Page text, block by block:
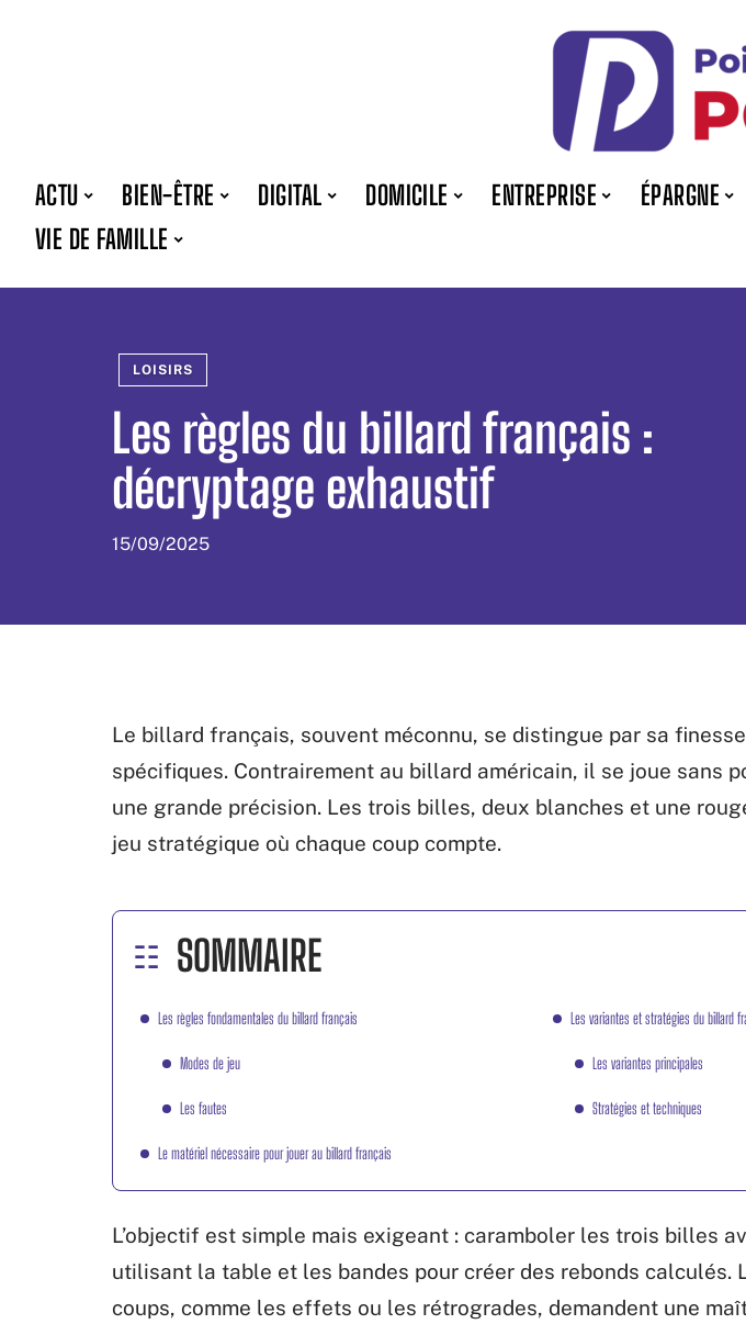
ACTU BIEN-ÊTRE DIGITAL DOMICILE ENTREPRISE ÉPARGNE
VIE DE FAMILLE
LOISIRS
Les règles du billard français :
décryptage exhaustif
15/09/2025
Le billard français, souvent méconnu, se distingue par sa
spécifiques. Contrairement au billard américain, il se joue sans
une grande précision. Les trois billes, deux blanches et une
jeu stratégique où chaque coup compte.
SOMMAIRE
Les règles fondamentales du billard français
Modes de jeu
Les fautes
Le matériel nécessaire pour jouer au billard français
Les variantes et stratégies du billard
Les variantes principales
Stratégies et techniques
L’objectif est simple mais exigeant : caramboler les trois billes
utilisant la table et les bandes pour créer des rebonds calculés.
coups, comme les effets ou les rétrogrades, demandent une